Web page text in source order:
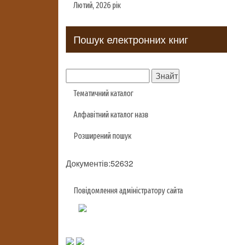
Лютий, 2026 рік
Пошук електронних книг
Тематичний каталог
Алфавітний каталог назв
Розширений пошук
Документів:52632
Повідомлення адміністратору сайта